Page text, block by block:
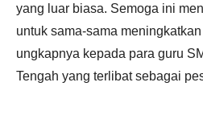
yang luar biasa. Semoga ini
untuk sama-sama
ungkapnya kepada para guru
Tengah yang terlibat sebagai